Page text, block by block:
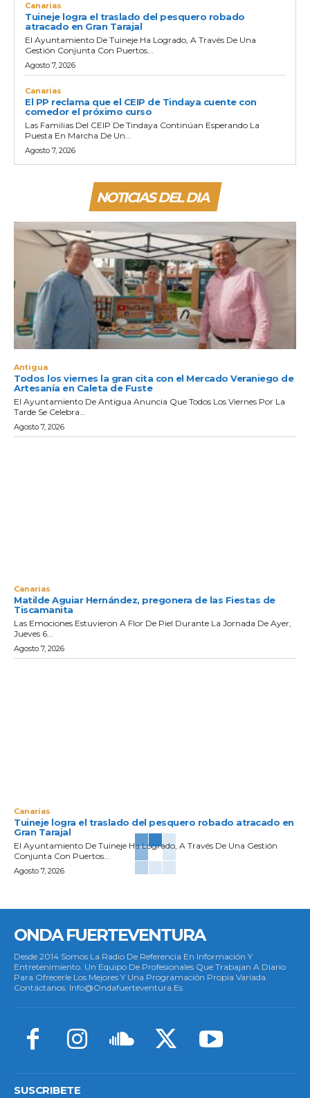
Canarias
Tuineje logra el traslado del pesquero robado
atracado en Gran Tarajal
El Ayuntamiento De Tuineje Ha Logrado, A Través De Una
Gestión Conjunta Con Puertos...
Agosto 7, 2026
Canarias
El PP reclama que el CEIP de Tindaya cuente con
comedor el próximo curso
Las Familias Del CEIP De Tindaya Continúan Esperando La
Puesta En Marcha De Un...
Agosto 7, 2026
NOTICIAS DEL DIA
Antigua
Todos los viernes la gran cita con el Mercado Veraniego de
Artesanía en Caleta de Fuste
El Ayuntamiento De Antigua Anuncia Que Todos Los Viernes Por La
Tarde Se Celebra...
Agosto 7, 2026
Canarias
Matilde Aguiar Hernández, pregonera de las Fiestas de
Tiscamanita
Las Emociones Estuvieron A Flor De Piel Durante La Jornada De Ayer,
Jueves 6...
Agosto 7, 2026
Canarias
Tuineje logra el traslado del pesquero robado atracado en
Gran Tarajal
El Ayuntamiento De Tuineje Ha Logrado, A Través De Una Gestión
Conjunta Con Puertos...
Agosto 7, 2026
ONDA FUERTEVENTURA
Desde 2014 Somos La Radio De Referencia En Información Y
Entretenimiento. Un Equipo De Profesionales Que Trabajan A Diario
Para Ofrecerle Los Mejores Y Una Programación Propia Variada.
Contáctanos: Info@ondafuerteventura.es
SUSCRIBETE